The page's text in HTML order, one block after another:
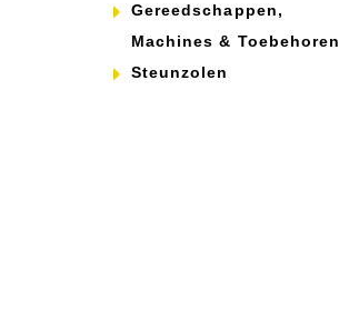
Gereedschappen,
Machines & Toebehoren
Steunzolen